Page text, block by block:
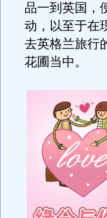
品一到英国，
动，以至于在
去英格兰旅行
花圃当中。